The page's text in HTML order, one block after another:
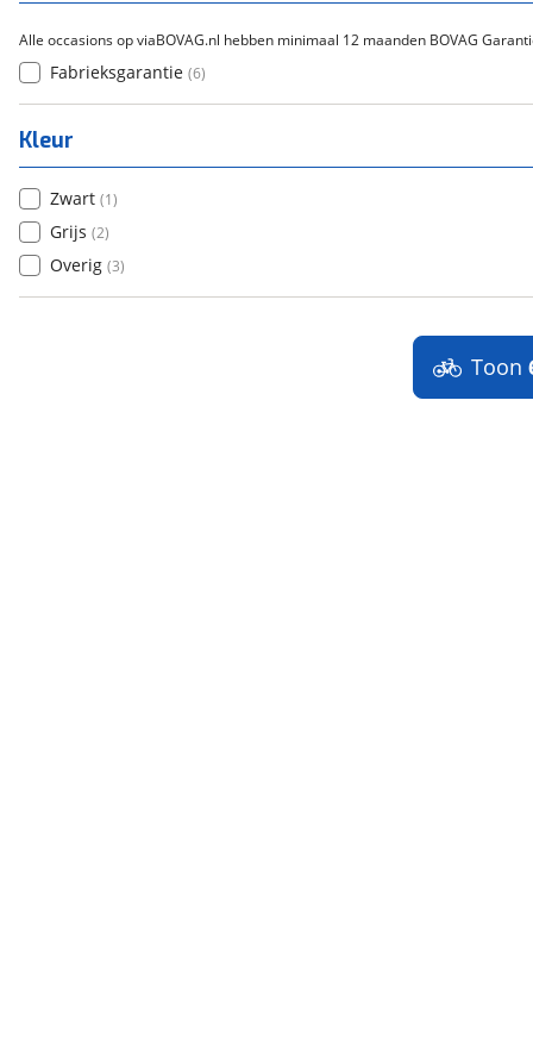
Alle occasions op viaBOVAG.nl hebben minimaal 12 maanden BOVAG
Fabrieksgarantie (6)
Kleur
Zwart (1)
Grijs (2)
Overig (3)
Toon